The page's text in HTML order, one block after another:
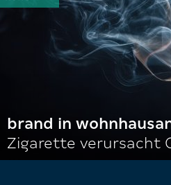
brand in
Zigarette verursacht